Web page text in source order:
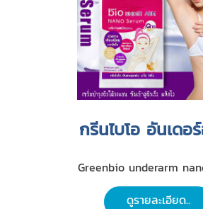
กรีนไบโอ อันเดอ
Greenbio underarm
ดูรายละเอียด..